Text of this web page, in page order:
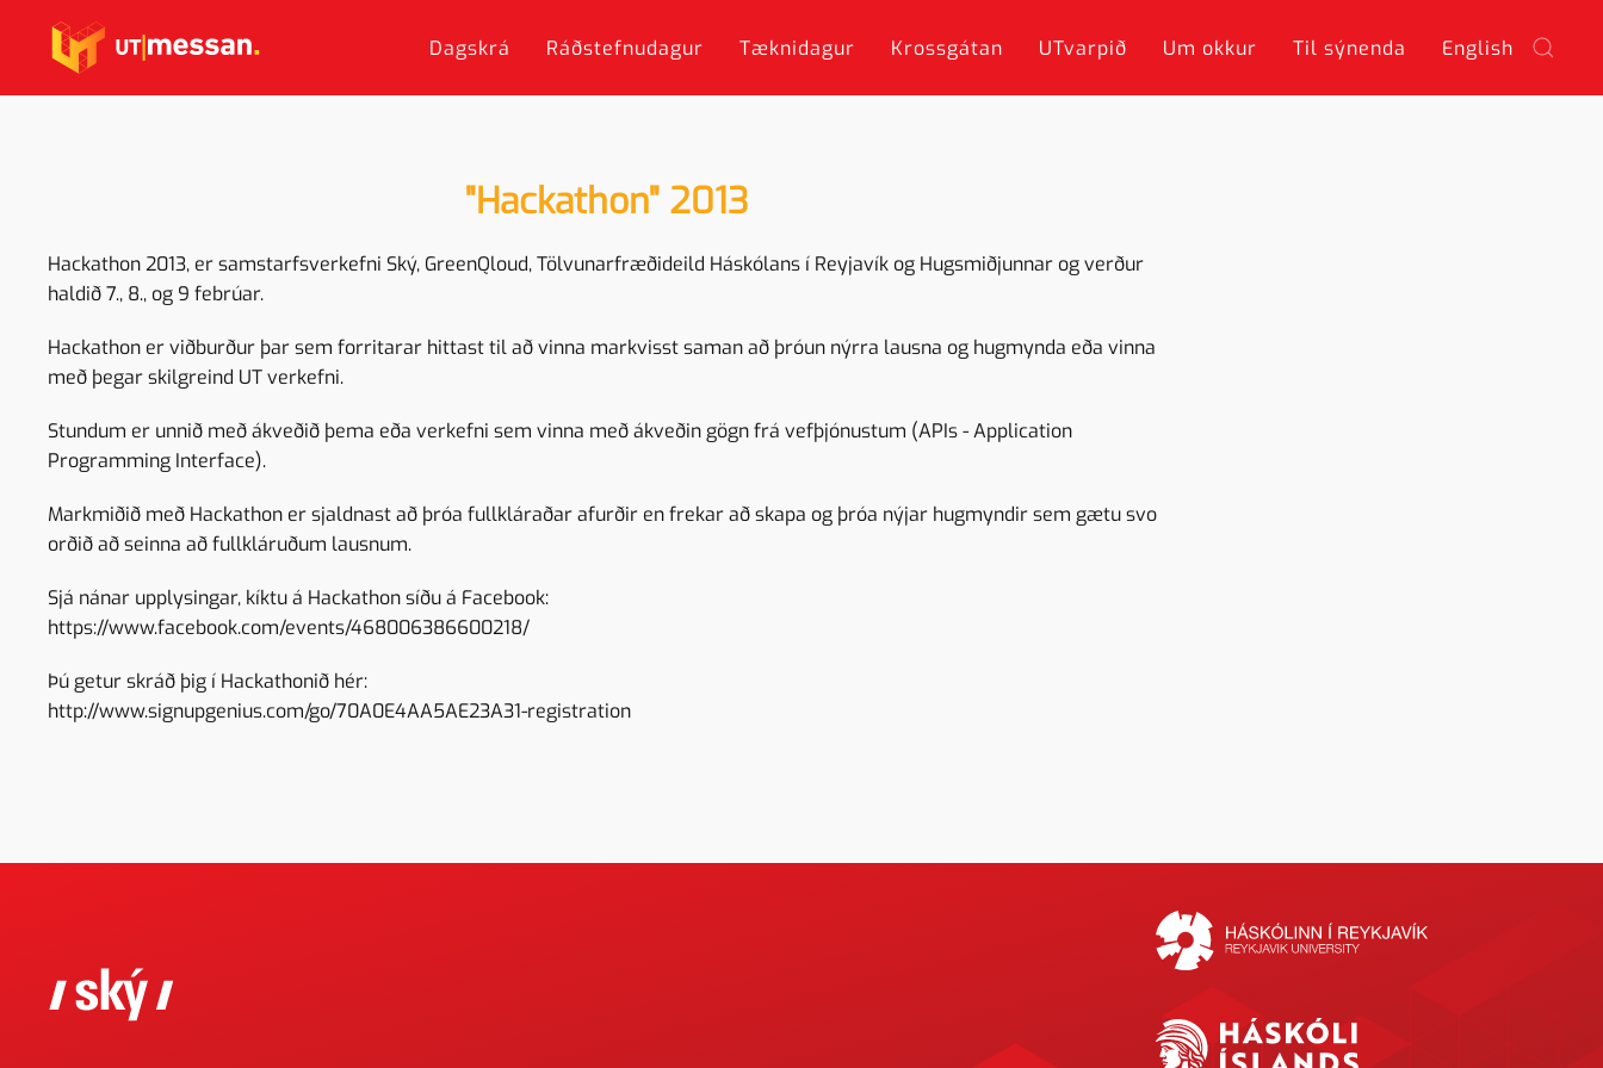
Skip to main content Dagskrá Ráðstefnudagur Tæknidagur Krossgátan UTvarpið Um okkur Til sýnenda English
"Hackathon" 2013
Hackathon 2013, er samstarfsverkefni Ský, GreenQloud, Tölvunarfræðideild Háskólans í Reyjavík og Hugsmiðjunnar og verður
haldið 7., 8., og 9 febrúar.
Hackathon er viðburður þar sem forritarar hittast til að vinna markvisst saman að þróun nýrra lausna og hugmynda eða vinna
með þegar skilgreind UT verkefni.
Stundum er unnið með ákveðið þema eða verkefni sem vinna með ákveðin gögn frá vefþjónustum (APIs - Application
Programming Interface).
Markmiðið með Hackathon er sjaldnast að þróa fullkláraðar afurðir en frekar að skapa og þróa nýjar hugmyndir sem gætu svo
orðið að seinna að fullkláruðum lausnum.
Sjá nánar upplysingar, kíktu á Hackathon síðu á Facebook:
https://www.facebook.com/events/468006386600218/
Þú getur skráð þig í Hackathonið hér:
http://www.signupgenius.com/go/70A0E4AA5AE23A31-registration